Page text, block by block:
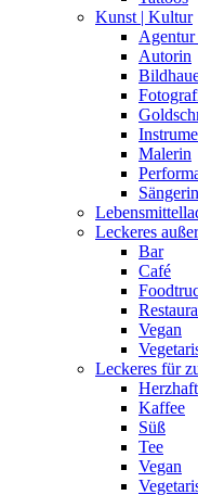
Kunst | Kultur
Autorin
Malerin
Sängerin
Leckeres
Bar
Café
Vegan
Leckeres für
Herzhaft
Kaffee
Süß
Tee
Vegan